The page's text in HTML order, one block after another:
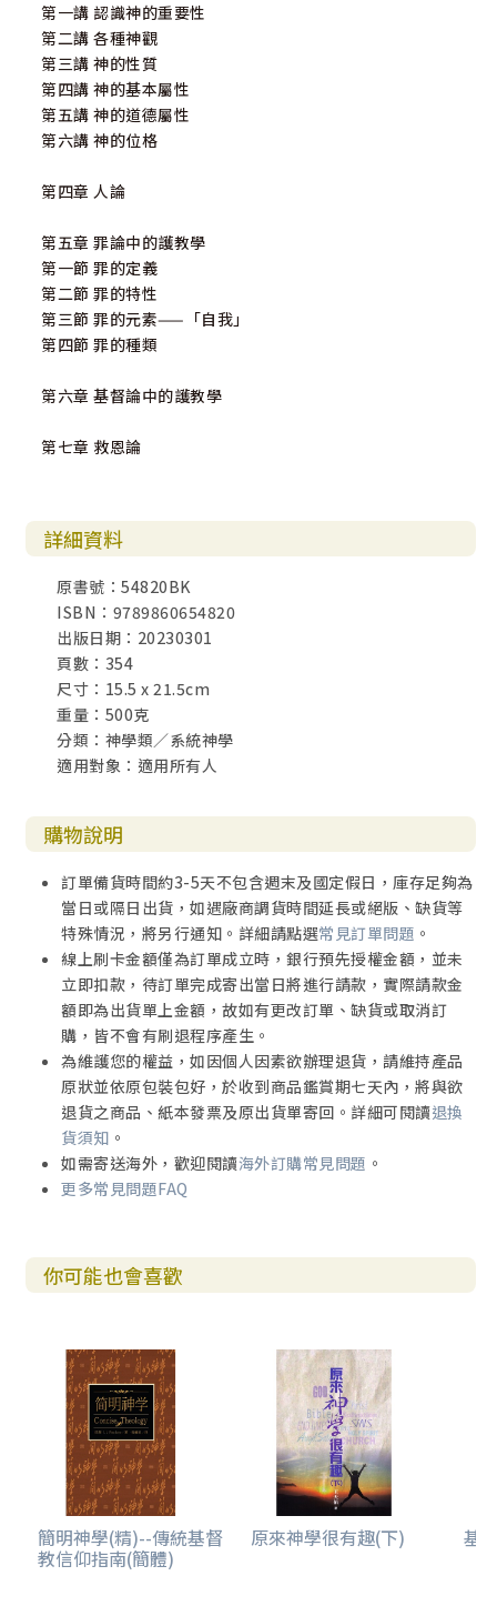
第一講 認識神的重要性
第二講 各種神觀
第三講 神的性質
第四講 神的基本屬性
第五講 神的道德屬性
第六講 神的位格
第四章 人論
第五章 罪論中的護教學
第一節 罪的定義
第二節 罪的特性
第三節 罪的元素——「自我」
第四節 罪的種類
第六章 基督論中的護教學
第七章 救恩論
詳細資料
原書號：54820BK
ISBN：9789860654820
出版日期：20230301
頁數：354
尺寸：15.5 x 21.5cm
重量：500克
分類：神學類／系統神學
適用對象：適用所有人
購物說明
訂單備貨時間約3-5天不包含週末及國定假日，庫存足夠為
當日或隔日出貨，如遇廠商調貨時間延長或絕版、缺貨等
特殊情況，將另行通知。詳細請點選常見訂單問題 。
線上刷卡金額僅為訂單成立時，銀行預先授權金額，並未
立即扣款，待訂單完成寄出當日將進行請款，實際請款金
額即為出貨單上金額，故如有更改訂單、缺貨或取消訂
購，皆不會有刷退程序產生。
為維護您的權益，如因個人因素欲辦理退貨，請維持產品
原狀並依原包裝包好，於收到商品鑑賞期七天內，將與欲
退貨之商品、紙本發票及原出貨單寄回。詳細可閱讀退換
貨須知 。
如需寄送海外，歡迎閱讀海外訂購常見問題 。
更多常見問題FAQ
你可能也會喜歡
簡明神學(精)--傳統基督
教信仰指南(簡體)
原來神學很有趣(下) 基